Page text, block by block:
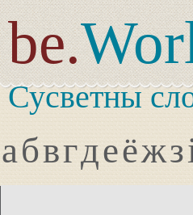
be.
Сусветны
абвгдеёжз